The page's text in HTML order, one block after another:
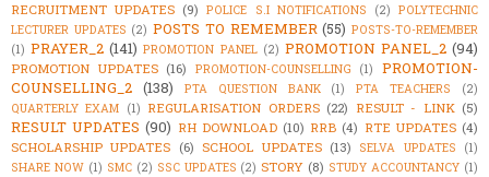
RECRUITMENT UPDATES (9) POLICE S.I NOTIFICATIONS (2) POLYTECHNIC
LECTURER UPDATES (2) POSTS TO REMEMBER (55) POSTS-TO-REMEMBER
(1) PRAYER_2 (141) PROMOTION PANEL (2) PROMOTION PANEL_2 (94)
PROMOTION UPDATES (16) PROMOTION-COUNSELLING (1)
PROMOTION-
COUNSELLING_2 (138) PTA QUESTION BANK (1) PTA TEACHERS
(2)
QUARTERLY EXAM (1) REGULARISATION ORDERS (22) RESULT - LINK (5)
RESULT UPDATES (90) RH DOWNLOAD (10) RRB (4) RTE UPDATES (4)
SCHOLARSHIP UPDATES (6) SCHOOL UPDATES (13) SELVA UPDATES
(1)
SHARE NOW (1) SMC (2) SSC UPDATES (2) STORY (8) STUDY ACCOUNTANCY (1)